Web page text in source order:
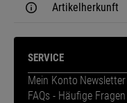
Artikelherkunft
SERVICE
Mein Konto Newsletter
FAQs - Häufige Fragen